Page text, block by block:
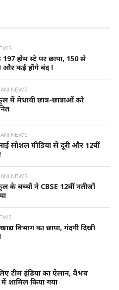
होम स्टे पर छापा, 150 से
और कई होंगे बंद !
NEWS
में मेधावी छात्र-छात्राओं को
NEWS
सोशल मीडिया से दूरी और 12वीं
NEWS
के बच्चों ने CBSE 12वीं नतीजों
खाद्य विभाग का छापा, गंदगी दिखी
टीम इंडिया का ऐलान, वैभव
शामिल किया गया